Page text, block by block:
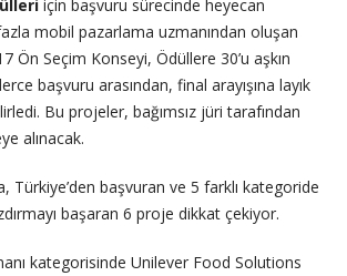
için başvuru sürecinde heyecan
mobil pazarlama uzmanından oluşan
Ön Seçim Konseyi, Ödüllere 30’u aşkın
başvuru arasından, final arayışına layık
Bu projeler, bağımsız jüri tarafından
alınacak.
Türkiye’den başvuran ve 5 farklı kategoride
başaran 6 proje dikkat çekiyor.
kategorisinde Unilever Food Solutions